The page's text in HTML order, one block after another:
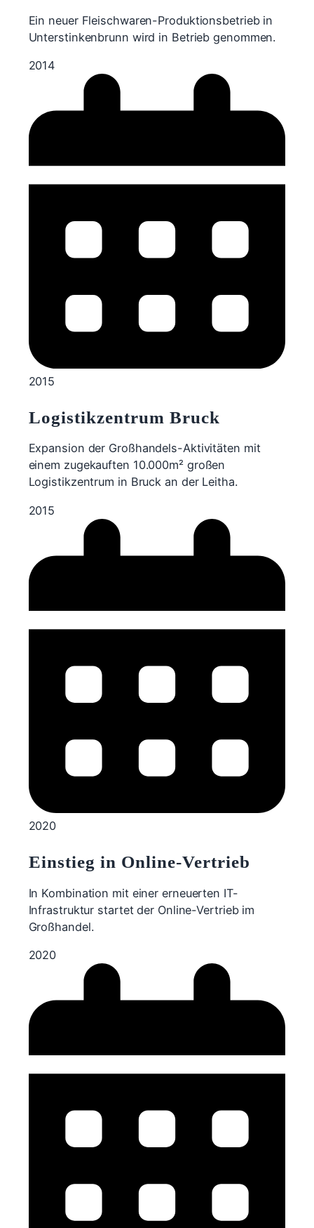
Ein neuer Fleischwaren-Produktionsbetrieb in
Unterstinkenbrunn wird in Betrieb genommen.
2014
2015
Logistikzentrum Bruck
Expansion der Großhandels-Aktivitäten mit
einem zugekauften 10.000m² großen
Logistikzentrum in Bruck an der Leitha.
2015
2020
Einstieg in Online-Vertrieb
In Kombination mit einer erneuerten IT-
Infrastruktur startet der Online-Vertrieb im
Großhandel.
2020